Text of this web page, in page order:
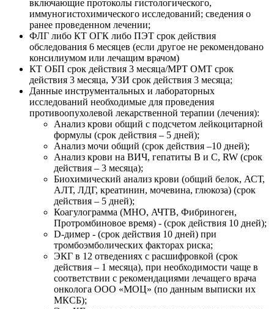
включающие протоколы гистологического,
иммуногистохимического исследований; сведения о
ранее проведенном лечении;
ФЛГ либо КТ ОГК либо ПЭТ срок действия
обследования 6 месяцев (если другое не рекомендовано
консилиумом или лечащим врачом)
КТ ОБП срок действия 3 месяца/МРТ ОМТ срок
действия 3 месяца, УЗИ срок действия 3 месяца;
Данные инструментальных и лабораторных
исследований необходимые для проведения
противоопухолевой лекарственной терапии (лечения):
Анализ крови общий c подсчетом лейкоцитарной
формулы (срок действия – 5 дней);
Анализ мочи общий (срок действия –10 дней);
Анализ крови на ВИЧ, гепатиты В и С, RW (срок
действия – 3 месяца);
Биохимический анализ крови (общий белок, АСТ,
АЛТ, ЛДГ, креатинин, мочевина, глюкоза) (срок
действия – 5 дней);
Коагулограмма (МНО, АЧТВ, Фибриноген,
Протромбиновое время) - (срок действия 10 дней);
D-димер - (срок действия 10 дней) при
тромбоэмболических факторах риска;
ЭКГ в 12 отведениях с расшифровкой (срок
действия – 1 месяца), при необходимости чаще в
соответствии с рекомендациями лечащего врача
онколога ООО «МОЦ» (по данным выписки их
МКСБ);